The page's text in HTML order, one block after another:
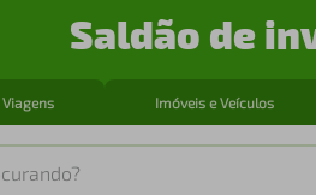
Saldão de
Viagens Imóveis e Veículos